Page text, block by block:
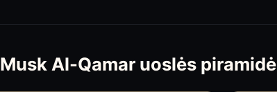
Musk Al-Qamar uoslės piramidė